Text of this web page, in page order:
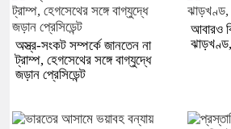
অস্ত্র-সংকট সম্পর্কে জানতেন না
ট্রাম্প, হেগসেথের সঙ্গে বাগ্‌যুদ্ধে
জড়ান প্রেসিডেন্ট
আবারও